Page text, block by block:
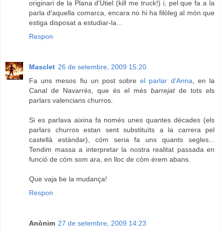
originari de la Plana d'Utiel (kill me truck!) i, pel que fa a la
parla d'aquella comarca, encara no hi ha filòleg al món que
estiga disposat a estudiar-la...
Respon
Masclet 26 de setembre, 2009 15:20
Fa uns mesos fiu un post sobreel parlar d'Anna , en la
Canal de Navarrés, que és el més barrejatde tots els
parlars valencians churros.
Si es parlava aixina fa només unes quantes décades (els
parlars churros estan sent substituïts a la carrera pel
castellà estàndar), cóm seria fa uns quants segles...
Tendim massa a interpretar la nostra realitat passada en
funció de cóm som ara, en lloc de cóm érem abans.
Que vaja be la mudança!
Respon
Anònim 27 de setembre, 2009 14:23